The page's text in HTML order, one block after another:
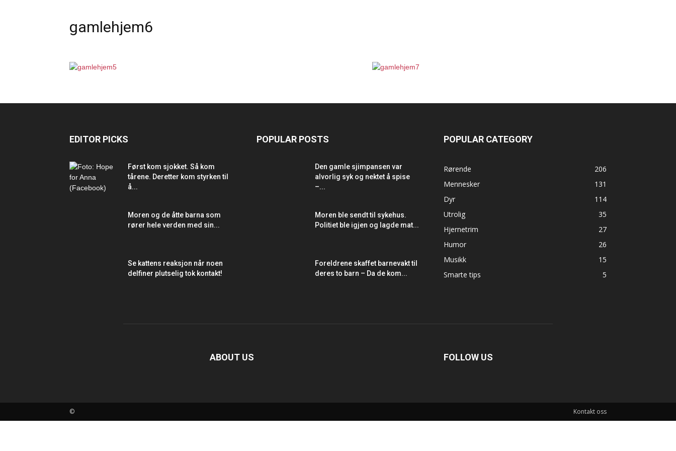
gamlehjem6
EDITOR PICKS
Først kom sjokket. Så kom
tårene. Deretter kom styrken til
å...
Moren og de åtte barna som
rører hele verden med sin...
Se kattens reaksjon når noen
delfiner plutselig tok kontakt!
POPULAR POSTS
Den gamle sjimpansen var
alvorlig syk og nektet å spise
–...
Moren ble sendt til sykehus.
Politiet ble igjen og lagde mat...
Foreldrene skaffet barnevakt til
deres to barn – Da de kom...
POPULAR CATEGORY
Rørende
206
Mennesker
131
Dyr
114
Utrolig
35
Hjernetrim
27
Humor
26
Musikk
15
Smarte tips
5
ABOUT US FOLLOW US
Kontakt oss
©